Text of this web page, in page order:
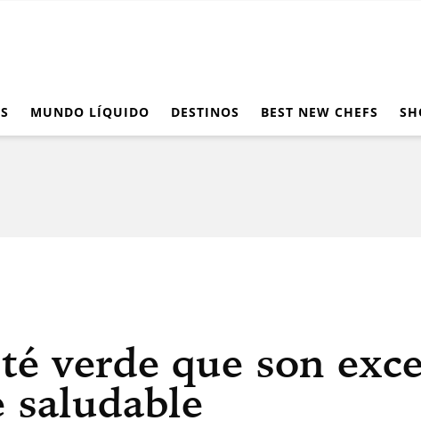
MUNDO LÍQUIDO DESTINOS BEST NEW CHEFS
verde que son
saludable